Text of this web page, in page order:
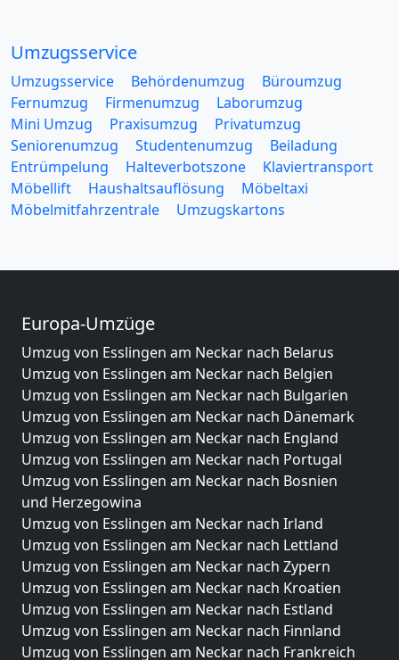
Umzugsservice
Umzugsservice Behördenumzug
Büroumzug
Fernumzug
Firmenumzug
Laborumzug
Mini Umzug
Praxisumzug
Privatumzug
Seniorenumzug
Studentenumzug
Beiladung
Entrümpelung
Halteverbotszone
Klaviertransport
Möbellift
Haushaltsauflösung
Möbeltaxi
Möbelmitfahrzentrale
Umzugskartons
Europa-Umzüge
Umzug von Esslingen am Neckar nach Belarus
Umzug von Esslingen am Neckar nach Belgien
Umzug von Esslingen am Neckar nach Bulgarien
Umzug von Esslingen am Neckar nach Dänemark
Umzug von Esslingen am Neckar nach England
Umzug von Esslingen am Neckar nach Portugal
Umzug von Esslingen am Neckar nach Bosnien
und Herzegowina
Umzug von Esslingen am Neckar nach Irland
Umzug von Esslingen am Neckar nach Lettland
Umzug von Esslingen am Neckar nach Zypern
Umzug von Esslingen am Neckar nach Kroatien
Umzug von Esslingen am Neckar nach Estland
Umzug von Esslingen am Neckar nach Finnland
Umzug von Esslingen am Neckar nach Frankreich